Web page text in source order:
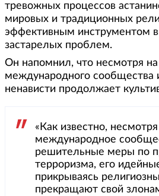
тревожных процессов
мировых и традиционных
эффективным инструментом
застарелых проблем.
Он напомнил, что несмотря на
международного сообщества
ненависти продолжает
«Как известно,
международное
решительные меры по
терроризма, его
прикрываясь
прекращают свой